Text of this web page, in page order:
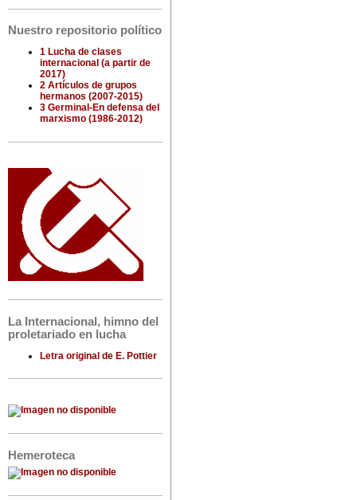
Nuestro repositorio político
1 Lucha de clases
internacional (a partir de
2017)
2 Artículos de grupos
hermanos (2007-2015)
3 Germinal-En defensa del
marxismo (1986-2012)
La Internacional, himno del
proletariado en lucha
Letra original de E. Pottier
Hemeroteca